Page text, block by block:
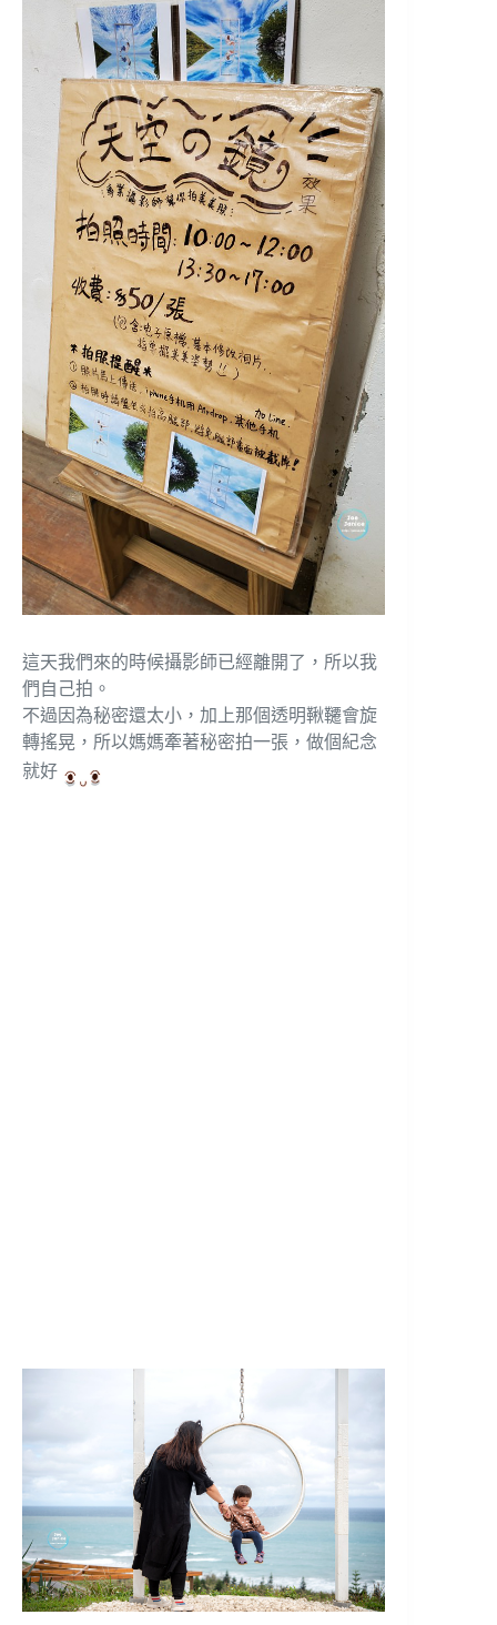
這天我們來的時候攝影師已經離開了，所以我
們自己拍。
不過因為秘密還太小，加上那個透明鞦韆會旋
轉搖晃，所以媽媽牽著秘密拍一張，做個紀念
就好